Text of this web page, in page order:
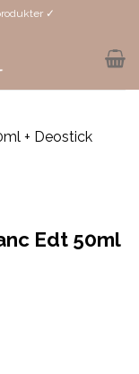
✓
Edt 50ml